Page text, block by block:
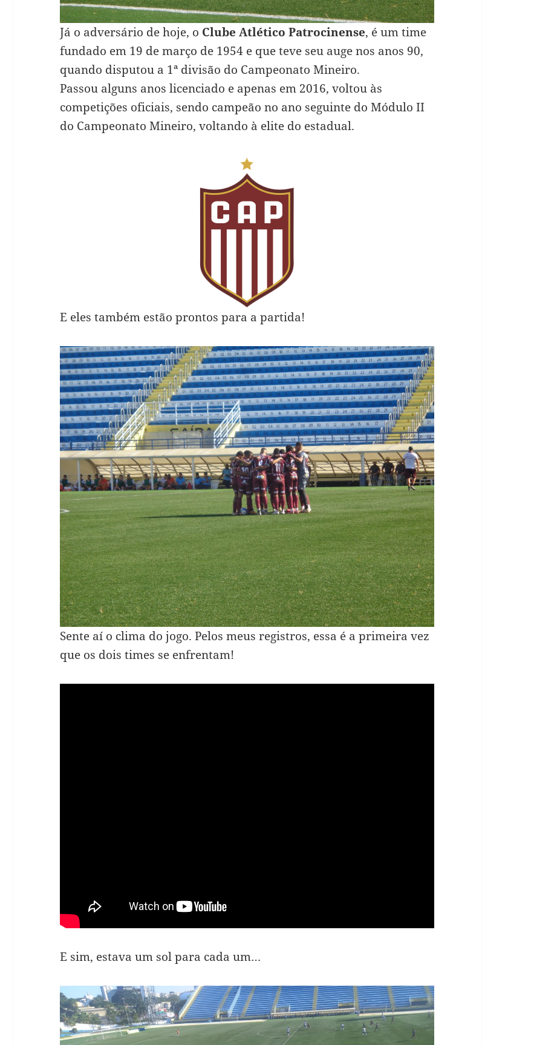
Já o adversário de hoje, o Clube Atlético Patrocinense, é um time
fundado em 19 de março de 1954 e que teve seu auge nos anos 90,
quando disputou a 1ª divisão do Campeonato Mineiro.
Passou alguns anos licenciado e apenas em 2016, voltou às
competições oficiais, sendo campeão no ano seguinte do Módulo II
do Campeonato Mineiro, voltando à elite do estadual.
E eles também estão prontos para a partida!
Sente aí o clima do jogo. Pelos meus registros, essa é a primeira vez
que os dois times se enfrentam!
E sim, estava um sol para cada um…